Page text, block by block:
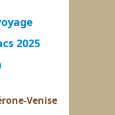
2025
Venise